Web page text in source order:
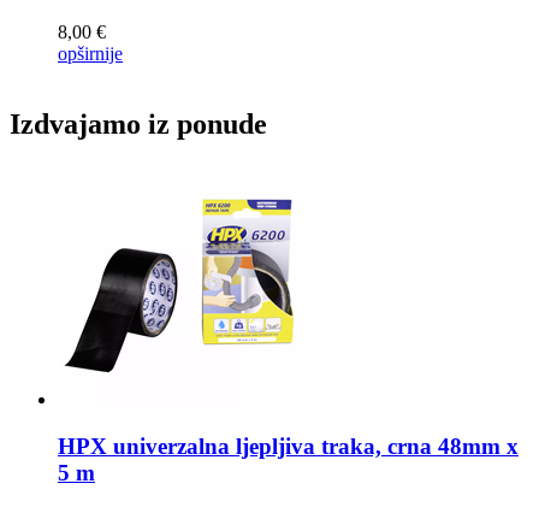
8,00 €
opširnije
Izdvajamo iz ponude
HPX univerzalna ljepljiva traka, crna 48mm x
5 m